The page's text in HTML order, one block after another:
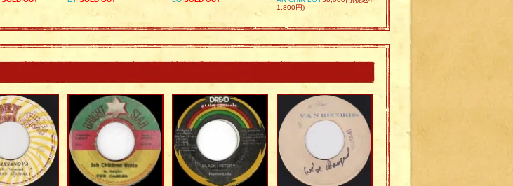
1,800円)